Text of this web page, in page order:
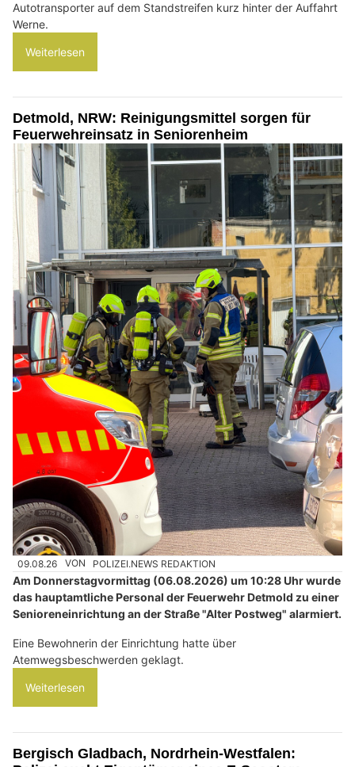
Autotransporter auf dem Standstreifen kurz hinter der Auffahrt
Werne.
Weiterlesen
Detmold, NRW: Reinigungsmittel sorgen für
Feuerwehreinsatz in Seniorenheim
09.08.26 VON POLIZEI.NEWS REDAKTION
Am Donnerstagvormittag (06.08.2026) um 10:28 Uhr wurde
das hauptamtliche Personal der Feuerwehr Detmold zu einer
Senioreneinrichtung an der Straße "Alter Postweg" alarmiert.
Eine Bewohnerin der Einrichtung hatte über
Atemwegsbeschwerden geklagt.
Weiterlesen
Bergisch Gladbach, Nordrhein-Westfalen: